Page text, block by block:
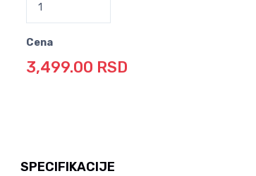
Cena
3,499.00 RSD
SPECIFIKACIJE